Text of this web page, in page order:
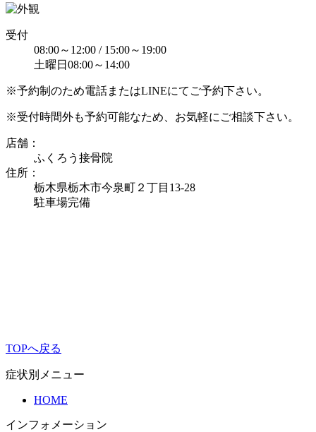
受付
08:00～12:00 / 15:00～19:00
土曜日08:00～14:00
※予約制のため電話またはLINEにてご予約下さい。
※受付時間外も予約可能なため、お気軽にご相談下さい。
店舗：
ふくろう接骨院
住所：
栃木県栃木市今泉町２丁目13-28
駐車場完備
TOPへ戻る
症状別メニュー
HOME
インフォメーション